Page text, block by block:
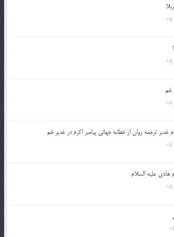
خم
غدیر ترجمه روان از خطابه جهانی پیامبر اکرم در غدیر خم
هادی علیه السلام